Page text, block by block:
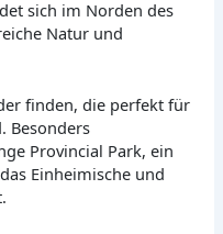
sich im Norden des
Natur und
finden, die perfekt für
Besonders
Provincial Park, ein
Einheimische und